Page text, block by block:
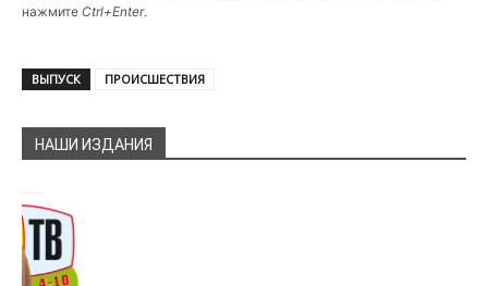
нажмите Ctrl+Enter.
ВЫПУСК ПРОИСШЕСТВИЯ
НАШИ ИЗДАНИЯ